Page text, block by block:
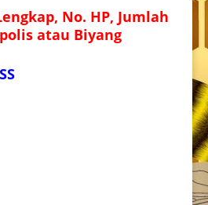
No. HP, Jumlah
atau Biyang